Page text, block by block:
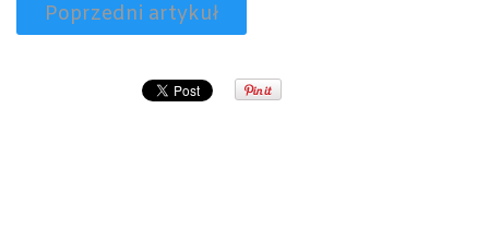
Poprzedni artykuł